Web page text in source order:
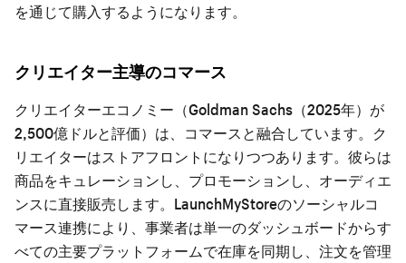
を通じて購入するようになります。
クリエイター主導のコマース
クリエイターエコノミー（Goldman Sachs（2025年）が
2,500億ドルと評価）は、コマースと融合しています。ク
リエイターはストアフロントになりつつあります。彼らは
商品をキュレーションし、プロモーションし、オーディエ
ンスに直接販売します。LaunchMyStoreのソーシャルコ
マース連携により、事業者は単一のダッシュボードからす
べての主要プラットフォームで在庫を同期し、注文を管理